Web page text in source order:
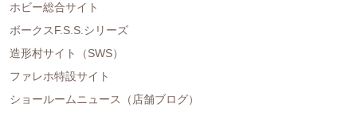
ホビー総合サイト
ボークスF.S.S.シリーズ
造形村サイト（SWS）
ファレホ特設サイト
ショールームニュース（店舗ブログ）